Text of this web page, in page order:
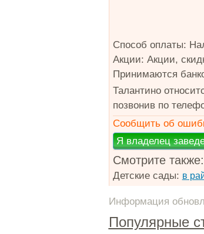
Способ оплаты:
Акции: Акции,
Принимаются
Талантино
позвонив по
Сообщить об
Смотрите также:
Детские сады: в
Информация
Популярные